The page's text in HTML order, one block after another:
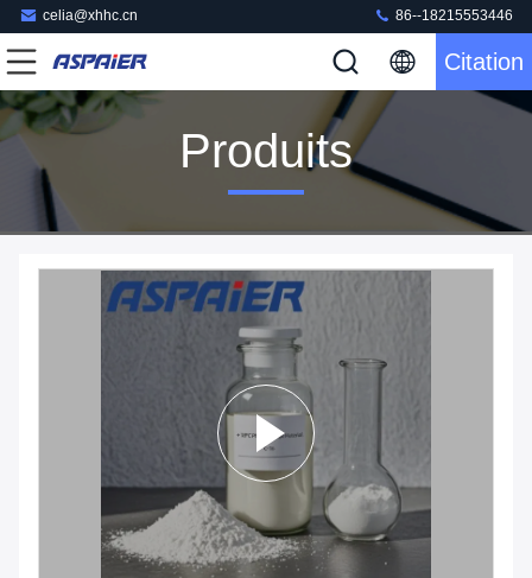
celia@xhhc.cn 86--18215553446
Citation
Produits